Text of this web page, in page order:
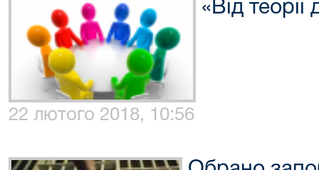
«Від
22 лютого 2018, 10:56